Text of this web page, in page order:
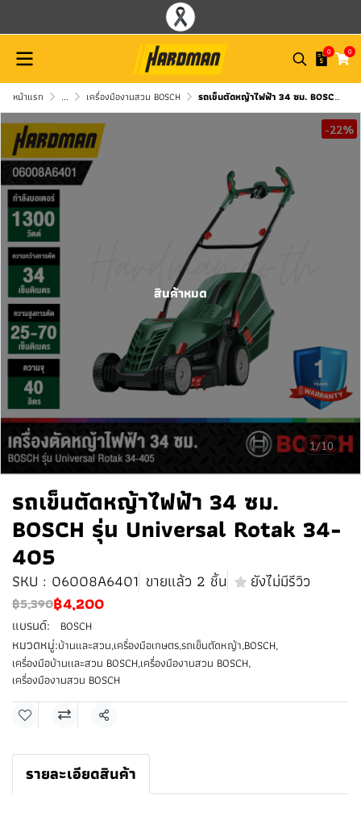
0 0
หน้าแรก ... เครื่องมืองานสวน BOSCH รถเข็นตัดหญ้าไฟฟ้า 34 ซม. BOSCH รุ่น Universal Rotak 34-405
1/10
-22%
สินค้าหมด
รถเข็นตัดหญ้าไฟฟ้า 34 ซม.
BOSCH รุ่น Universal Rotak 34-
405
SKU : 06008A6401 ขายแล้ว 2 ชิ้น ยังไม่มีรีวิว
฿5,390฿4,200
แบรนด์: BOSCH
หมวดหมู่:บ้านและสวน,เครื่องมือเกษตร,รถเข็นตัดหญ้า,BOSCH,
เครื่องมือบ้านเเละสวน BOSCH,เครื่องมืองานสวน BOSCH,
เครื่องมืองานสวน BOSCH
แชร์
รายละเอียดสินค้า